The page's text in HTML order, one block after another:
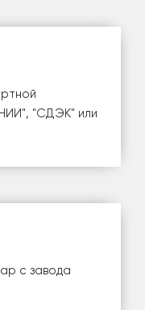
, "СДЭК" или
с завода